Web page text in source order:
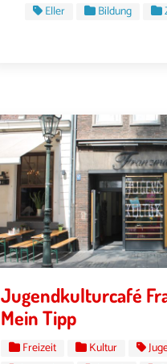
Eller
Bildung
Jugendkulturcafé
Mein Tipp
Freizeit Kultur